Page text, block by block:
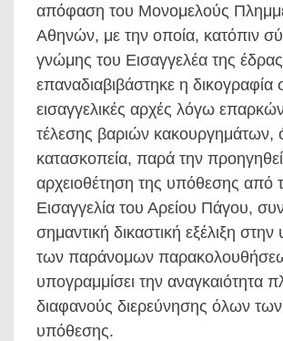
απόφαση του Μονομελούς
Αθηνών, με την οποία, κατόπιν
γνώμης του Εισαγγελέα της
επαναδιαβιβάστηκε η δικογραφία
εισαγγελικές αρχές λόγω
τέλεσης βαριών
κατασκοπεία, παρά την
αρχειοθέτηση της υπόθεσης από
Εισαγγελία του Αρείου Πάγου,
σημαντική δικαστική εξέλιξη
των παράνομων
υπογραμμίσει την αναγκαιότητα
διαφανούς διερεύνησης όλων
υπόθεσης.